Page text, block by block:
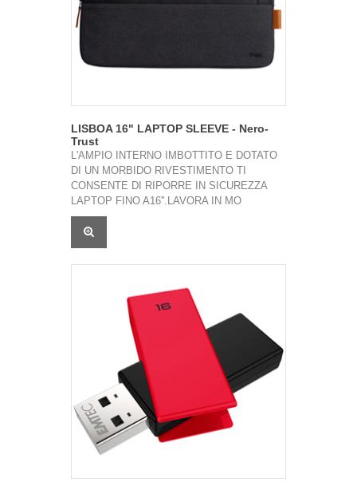
LISBOA 16" LAPTOP SLEEVE - Nero-
Trust
L'AMPIO INTERNO IMBOTTITO E DOTATO
DI UN MORBIDO RIVESTIMENTO TI
CONSENTE DI RIPORRE IN SICUREZZA
LAPTOP FINO A16''.LAVORA IN MO